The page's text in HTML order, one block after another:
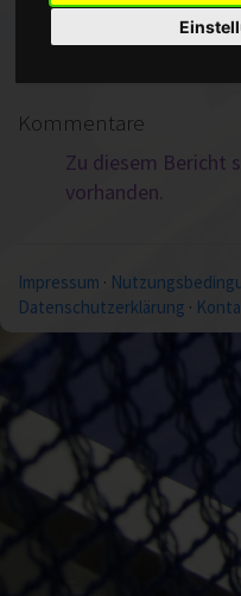
Kommentare
Zu diesem Bericht
vorhanden.
Impressum ·
Datenschutzerklärung ·